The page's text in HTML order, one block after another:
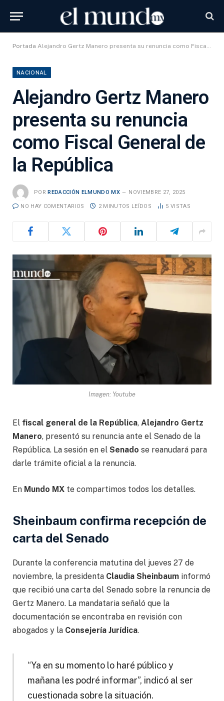
Portada Alejandro Gertz Manero presenta su renuncia como Fiscal General de la República
NACIONAL
Alejandro Gertz Manero
presenta su renuncia
como Fiscal General de
la República
POR REDACCIÓN ELMUNDO MX NOVIEMBRE 27, 2025
NO HAY COMENTARIOS 2 MINUTOS LEÍDOS 5 VISTAS
Imagen: Youtube
El fiscal general de la República, Alejandro Gertz
Manero, presentó su renuncia ante el Senado de la
República. La sesión en el Senado se reanudará para
darle trámite oficial a la renuncia.
En Mundo MX te compartimos todos los detalles.
Sheinbaum confirma recepción de
carta del Senado
Durante la conferencia matutina del jueves 27 de
noviembre, la presidenta Claudia Sheinbaum informó
que recibió una carta del Senado sobre la renuncia de
Gertz Manero. La mandataria señaló que la
documentación se encontraba en revisión con
abogados y la Consejería Jurídica.
“Ya en su momento lo haré público y
mañana les podré informar”, indicó al ser
cuestionada sobre la situación.